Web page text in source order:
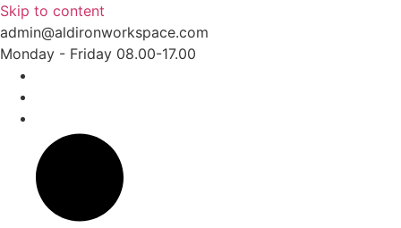
Skip to content
admin@aldironworkspace.com
Monday - Friday 08.00-17.00